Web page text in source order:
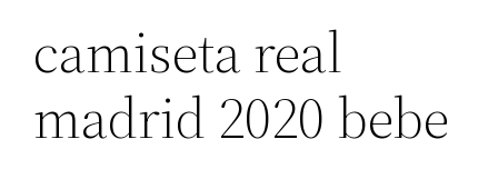
camiseta real
madrid 2020 bebe